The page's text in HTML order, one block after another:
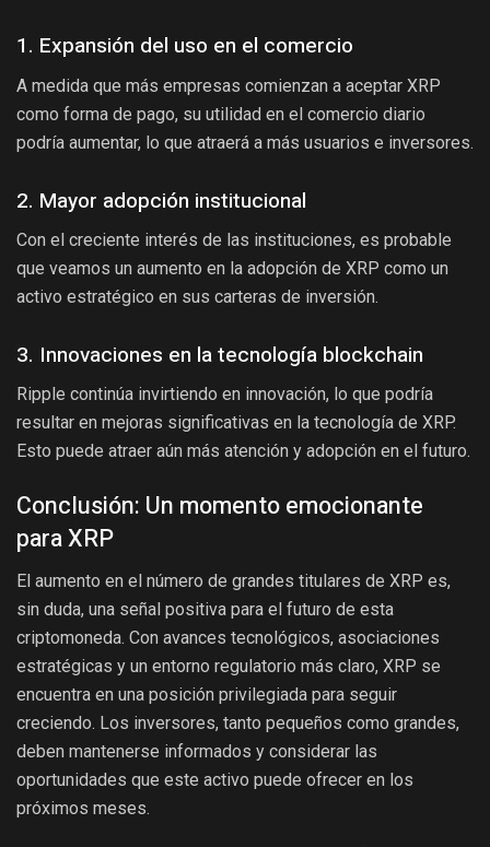
1. Expansión del uso en el comercio
A medida que más empresas comienzan a aceptar XRP
como forma de pago, su utilidad en el comercio diario
podría aumentar, lo que atraerá a más usuarios e inversores.
2. Mayor adopción institucional
Con el creciente interés de las instituciones, es probable
que veamos un aumento en la adopción de XRP como un
activo estratégico en sus carteras de inversión.
3. Innovaciones en la tecnología blockchain
Ripple continúa invirtiendo en innovación, lo que podría
resultar en mejoras significativas en la tecnología de XRP.
Esto puede atraer aún más atención y adopción en el futuro.
Conclusión: Un momento emocionante
para XRP
El aumento en el número de grandes titulares de XRP es,
sin duda, una señal positiva para el futuro de esta
criptomoneda. Con avances tecnológicos, asociaciones
estratégicas y un entorno regulatorio más claro, XRP se
encuentra en una posición privilegiada para seguir
creciendo. Los inversores, tanto pequeños como grandes,
deben mantenerse informados y considerar las
oportunidades que este activo puede ofrecer en los
próximos meses.